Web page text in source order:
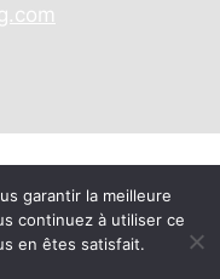
metGeneratePress
garantir la meilleure
continuez à utiliser ce
en êtes satisfait.